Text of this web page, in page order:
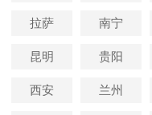
拉萨 南宁
昆明 贵阳
西安 兰州